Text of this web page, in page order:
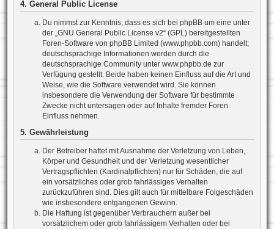
4. General Public License
Du nimmst zur Kenntnis, dass es sich bei phpBB um eine unter
der „ GNU General Public License v2“ (GPL) bereitgestellten
Foren-Software von phpBB Limited (www.phpbb.com) handelt;
deutschsprachige Informationen werden durch die
deutschsprachige Community unter www.phpbb.de zur
Verfügung gestellt. Beide haben keinen Einfluss auf die Art und
Weise, wie die Software verwendet wird. Sie können
insbesondere die Verwendung der Software für bestimmte
Zwecke nicht untersagen oder auf Inhalte fremder Foren
Einfluss nehmen.
5. Gewährleistung
Der Betreiber haftet mit Ausnahme der Verletzung von Leben,
Körper und Gesundheit und der Verletzung wesentlicher
Vertragspflichten (Kardinalpflichten) nur für Schäden, die auf
ein vorsätzliches oder grob fahrlässiges Verhalten
zurückzuführen sind. Dies gilt auch für mittelbare Folgeschäden
wie insbesondere entgangenen Gewinn.
Die Haftung ist gegenüber Verbrauchern außer bei
vorsätzlichem oder grob fahrlässigem Verhalten oder bei